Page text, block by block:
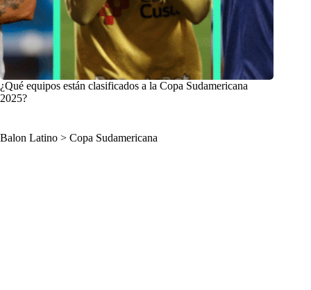
¿Qué equipos están clasificados a la Copa Sudamericana
2025?
Balon Latino > Copa Sudamericana